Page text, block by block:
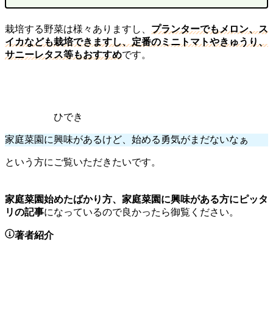
栽培する野菜は様々ありますし、 プランターでもメロン、ス
イカなども栽培できますし、定番のミニトマトやきゅうり、
サニーレタス等もおすすめです。
ひでき
家庭菜園に興味があるけど、始める勇気がまだないなぁ
という方にご覧いただきたいです。
家庭菜園始めたばかり方、家庭菜園に興味がある方にピッタ
リの記事になっているので良かったら御覧ください。
著者紹介